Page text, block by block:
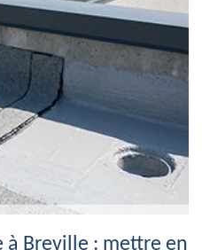
Breville : mettre en